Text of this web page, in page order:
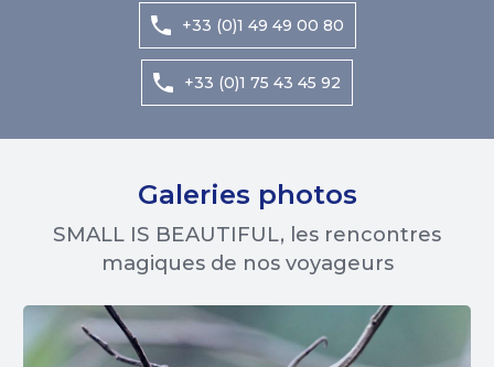
+33 (0)1 49 49 00 80
+33 (0)1 75 43 45 92
Galeries photos
SMALL IS BEAUTIFUL, les rencontres
magiques de nos voyageurs